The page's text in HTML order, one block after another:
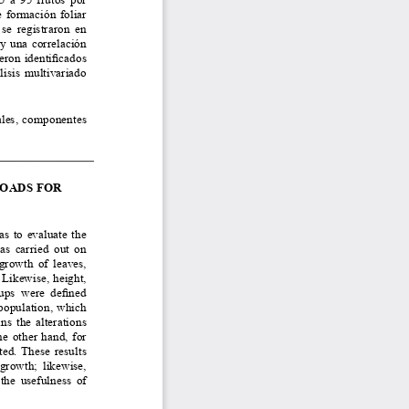
formación foliar
registraron  en
una correlación
identificados
multivariado
componentes
FOR
to evaluate the
carried out on
of leaves,
height,
were  defined
which
the alterations
other hand, for
These results
likewise,
usefulness of